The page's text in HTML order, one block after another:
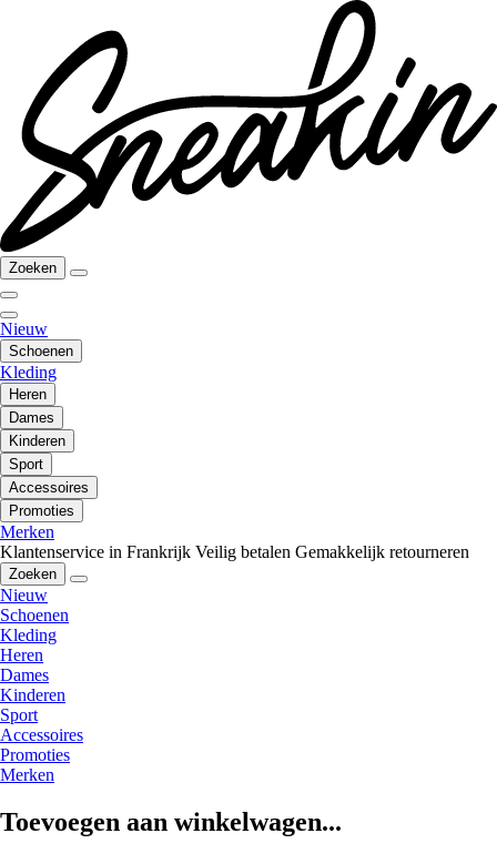
Zoeken
Nieuw
Schoenen
Kleding
Heren
Dames
Kinderen
Sport
Accessoires
Promoties
Merken
Klantenservice in Frankrijk Veilig betalen Gemakkelijk retourneren
Zoeken
Nieuw
Schoenen
Kleding
Heren
Dames
Kinderen
Sport
Accessoires
Promoties
Merken
Toevoegen aan winkelwagen...